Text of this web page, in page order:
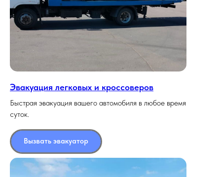
Эвакуация легковых и кроссоверов
Быстрая эвакуация вашего автомобиля в любое время
суток.
Вызвать эвакуатор